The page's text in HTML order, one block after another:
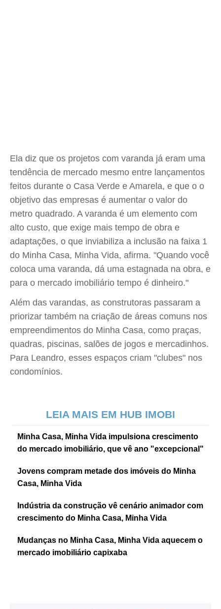
Ela diz que os projetos com varanda já eram uma
tendência de mercado mesmo entre lançamentos
feitos durante o Casa Verde e Amarela, e que o o
objetivo das empresas é aumentar o valor do
metro quadrado. A varanda é um elemento com
alto custo, que exige mais tempo de obra e
adaptações, o que inviabiliza a inclusão na faixa 1
do Minha Casa, Minha Vida, afirma. "Quando você
coloca uma varanda, dá uma estagnada na obra, e
para o mercado imobiliário tempo é dinheiro."
Além das varandas, as construtoras passaram a
priorizar também na criação de áreas comuns nos
empreendimentos do Minha Casa, como praças,
quadras, piscinas, salões de jogos e mercadinhos.
Para Leandro, esses espaços criam "clubes" nos
condomínios.
LEIA MAIS EM HUB IMOBI
Minha Casa, Minha Vida impulsiona crescimento
do mercado imobiliário, que vê ano "excepcional"
Jovens compram metade dos imóveis do Minha
Casa, Minha Vida
Indústria da construção vê cenário animador com
crescimento do Minha Casa, Minha Vida
Mudanças no Minha Casa, Minha Vida aquecem o
mercado imobiliário capixaba